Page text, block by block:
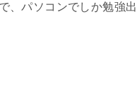
、パソコンでしか勉強